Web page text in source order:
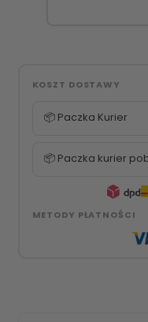
KOSZT DOSTAWY
📦 Paczka Kurier
📦 Paczka kurier
METODY PŁATNOŚCI